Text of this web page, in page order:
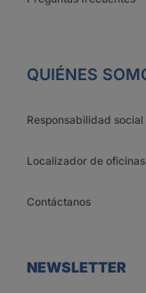
QUIÉNES
Responsabilidad social
Localizador de oficinas
Contáctanos
NEWSLETTER